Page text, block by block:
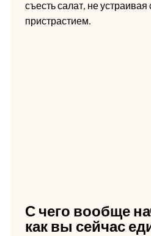
съесть салат, не устраивая
пристрастием.
С чего вообще
как вы сейчас